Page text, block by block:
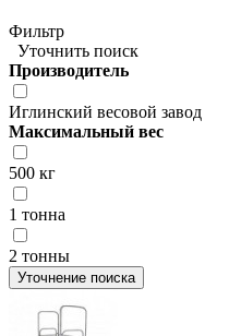
Фильтр
Уточнить поиск
Производитель
Иглинский весовой завод
Максимальный вес
500 кг
1 тонна
2 тонны
Уточнение поиска